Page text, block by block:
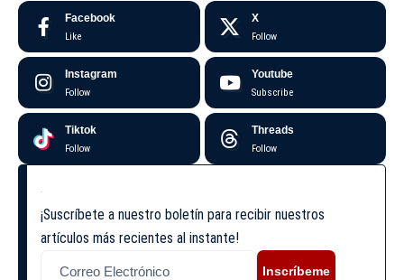
Facebook
Like
X
Follow
Instagram
Follow
Youtube
Subscribe
Tiktok
Follow
Threads
Follow
¡Suscríbete a nuestro boletín para recibir nuestros
artículos más recientes al instante!
Inscríbeme